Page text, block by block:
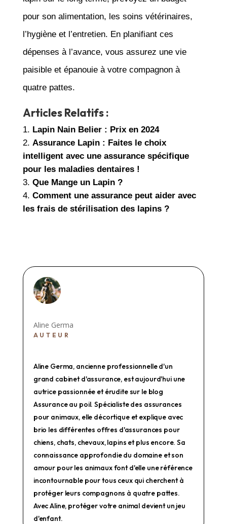
pour son alimentation, les soins vétérinaires,
l’hygiène et l’entretien. En planifiant ces
dépenses à l’avance, vous assurez une vie
paisible et épanouie à votre compagnon à
quatre pattes.
Articles Relatifs :
Lapin Nain Belier : Prix en 2024
Assurance Lapin : Faites le choix
intelligent avec une assurance spécifique
pour les maladies dentaires !
Que Mange un Lapin ?
Comment une assurance peut aider avec
les frais de stérilisation des lapins ?
Aline Germa
AUTEUR
Aline Germa, ancienne professionnelle d'un
grand cabinet d'assurance, est aujourd'hui une
autrice passionnée et érudite sur le blog
Assurance au poil. Spécialiste des assurances
pour animaux, elle décortique et explique avec
brio les différentes offres d'assurances pour
chiens, chats, chevaux, lapins et plus encore. Sa
connaissance approfondie du domaine et son
amour pour les animaux font d'elle une référence
incontournable pour tous ceux qui cherchent à
protéger leurs compagnons à quatre pattes.
Avec Aline, protéger votre animal devient un jeu
d'enfant.